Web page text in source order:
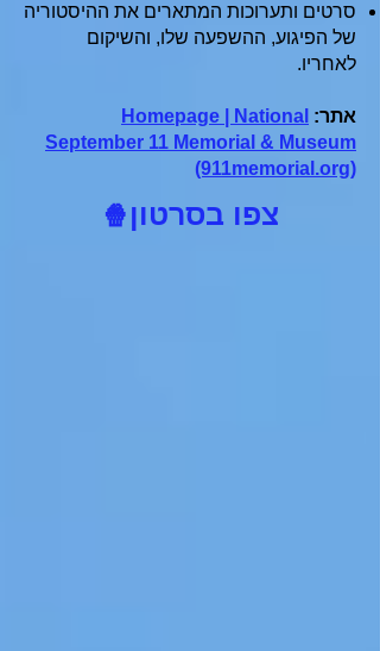
סרטים ותערוכות המתארים את ההיסטוריה
של הפיגוע, ההשפעה שלו, והשיקום
לאחריו.
אתר: Homepage | National
September 11 Memorial & Museum
(911memorial.org)
צפו בסרטון🍿